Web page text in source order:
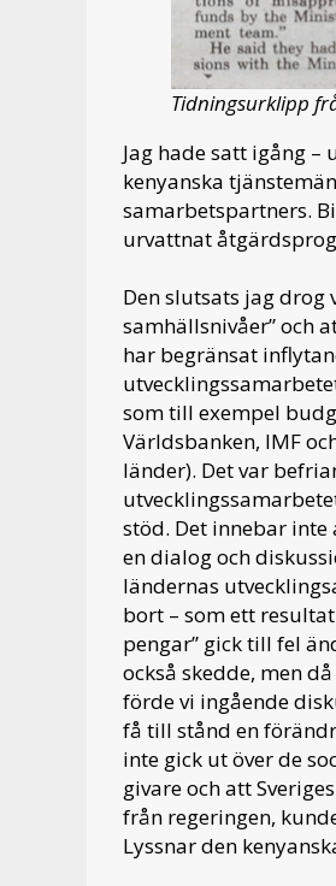
Tidningsurklipp
Jag hade satt igång
kenyanska
samarbetspartners.
urvattnat
Den slutsats jag drog
samhällsnivåer” och
har begränsat
som till exempel
Världsbanken, IMF
länder). Det var
stöd. Det innebar
en dialog och
ländernas
bort – som ett
pengar” gick till fel
också skedde, men
förde vi ingående
få till stånd en
inte gick ut över de
givare och att
från regeringen,
Lyssnar den